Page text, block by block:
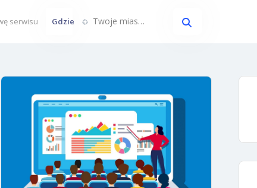
Gdzie Twoje miasto...